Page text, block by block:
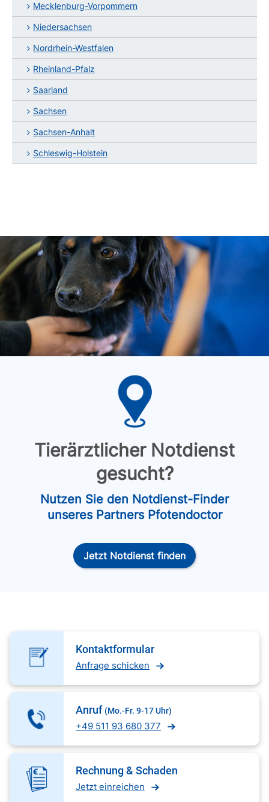
Mecklenburg-Vorpommern
Niedersachsen
Nordrhein-Westfalen
Rheinland-Pfalz
Saarland
Sachsen
Sachsen-Anhalt
Schleswig-Holstein
Tierärztlicher Notdienst
gesucht?
Nutzen Sie den Notdienst-Finder
unseres Partners Pfotendoctor
Jetzt Notdienst finden
Kontaktformular
Anfrage schicken
Anruf (Mo.-Fr. 9-17 Uhr)
+49 511 93 680 377
Rechnung & Schaden
Jetzt einreichen